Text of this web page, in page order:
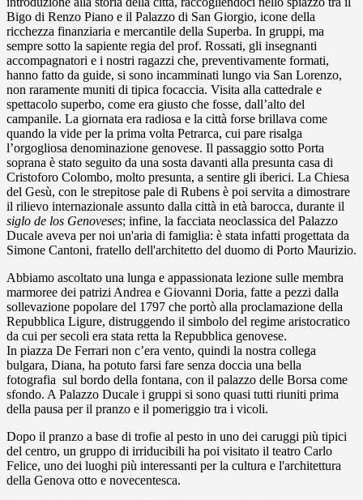
Bigo di Renzo Piano e il Palazzo di San Giorgio, icone della
ricchezza finanziaria e mercantile della Superba. In gruppi, ma
sempre sotto la sapiente regia del prof. Rossati, gli insegnanti
accompagnatori e i nostri ragazzi che, preventivamente formati,
hanno fatto da guide, si sono incamminati lungo via San Lorenzo,
non raramente muniti di tipica focaccia. Visita alla cattedrale e
spettacolo superbo, come era giusto che fosse, dall’alto del
campanile. La giornata era radiosa e la città forse brillava come
quando la vide per la prima volta Petrarca, cui pare risalga
l’orgogliosa denominazione genovese. Il passaggio sotto Porta
soprana è stato seguito da una sosta davanti alla presunta casa di
Cristoforo Colombo, molto presunta, a sentire gli iberici. La Chiesa
del Gesù, con le strepitose pale di Rubens è poi servita a dimostrare
il rilievo internazionale assunto dalla città in età barocca, durante il
siglo de los Genoveses; infine, la facciata neoclassica del Palazzo
Ducale aveva per noi un'aria di famiglia: è stata infatti progettata da
Simone Cantoni, fratello dell'architetto del duomo di Porto Maurizio.
Abbiamo ascoltato una lunga e appassionata lezione sulle membra
marmoree dei patrizi Andrea e Giovanni Doria, fatte a pezzi dalla
sollevazione popolare del 1797 che portò alla proclamazione della
Repubblica Ligure, distruggendo il simbolo del regime aristocratico
da cui per secoli era stata retta la Repubblica genovese.
In piazza De Ferrari non c’era vento, quindi la nostra collega
bulgara, Diana, ha potuto farsi fare senza doccia una bella
fotografia sul bordo della fontana, con il palazzo delle Borsa come
sfondo. A Palazzo Ducale i gruppi si sono quasi tutti riuniti prima
della pausa per il pranzo e il pomeriggio tra i vicoli.
Dopo il pranzo a base di trofie al pesto in uno dei caruggi più tipici
del centro, un gruppo di irriducibili ha poi visitato il teatro Carlo
Felice, uno dei luoghi più interessanti per la cultura e l'architettura
della Genova otto e novecentesca.